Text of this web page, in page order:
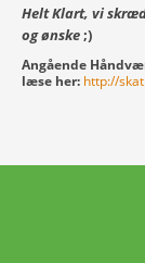
Helt Klart, vi
og ønske;)
Angående
læse her: http://